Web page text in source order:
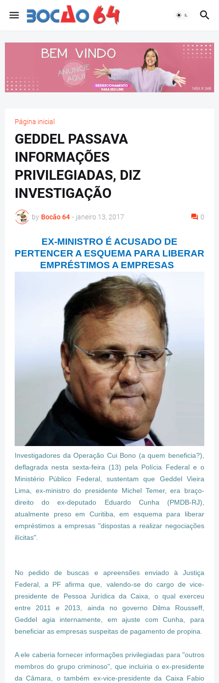
Página inicial
GEDDEL PASSAVA
INFORMAÇÕES
PRIVILEGIADAS, DIZ
INVESTIGAÇÃO
by Bocão 64 - janeiro 13, 2017 0
EX-MINISTRO É ACUSADO DE
PERTENCER A ESQUEMA PARA LIBERAR
EMPRÉSTIMOS A EMPRESAS
Investigadores da Operação Cui Bono (a quem beneficia?),
deflagrada nesta sexta-feira (13) pela Polícia Federal e o
Ministério Público Federal, sustentam que Geddel Vieira
Lima, ex-ministro do presidente Michel Temer, era braço-
direito do ex-deputado Eduardo Cunha (PMDB-RJ),
atualmente preso em Curitiba, em esquema para liberar
empréstimos a empresas "dispostas a realizar negociações
ilícitas".
No pedido de buscas e apreensões enviado à Justiça
Federal, a PF afirma que, valendo-se do cargo de vice-
presidente de Pessoa Jurídica da Caixa, o qual exerceu
entre 2011 e 2013, ainda no governo Dilma Rousseff,
Geddel agia internamente, em ajuste com Cunha, para
beneficiar as empresas suspeitas de pagamento de propina.
A ele caberia fornecer informações privilegiadas para "outros
membros do grupo criminoso", que incluiria o ex-presidente
da Câmara, o também ex-vice-presidente da Caixa Fabio